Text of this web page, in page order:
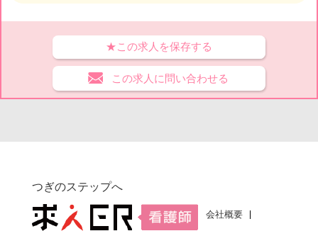
★この求人を保存する
この求人に問い合わせる
つぎのステップへ
会社概要